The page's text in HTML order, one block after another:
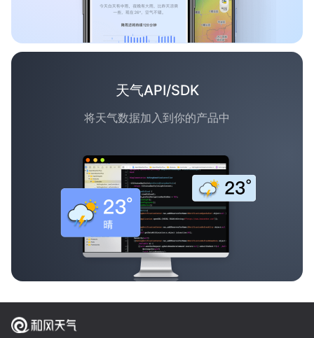
天气API/SDK
将天气数据加入到你的产品中